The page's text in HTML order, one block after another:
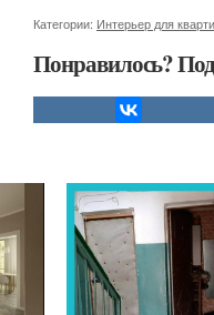
Категории: Интерьер для
Понравилось?